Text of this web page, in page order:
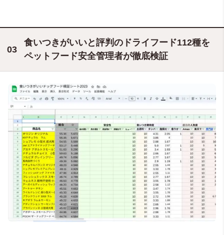
食いつきがいいと評判のドライフード112種を
ペットフード安全管理者が徹底検証